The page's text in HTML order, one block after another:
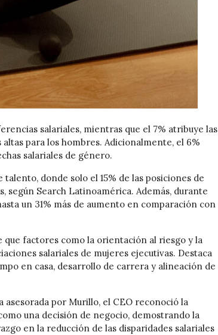
salariales, mientras que el 7% atribuye las
para los hombres. Adicionalmente, el 6%
salariales de género.
donde solo el 15% de las posiciones de
según Search Latinoamérica. Además, durante
un 31% más de aumento en comparación con
factores como la orientación al riesgo y la
salariales de mujeres ejecutivas. Destaca
en casa, desarrollo de carrera y alineación de
asesorada por Murillo, el CEO reconoció la
una decisión de negocio, demostrando la
en la reducción de las disparidades salariales